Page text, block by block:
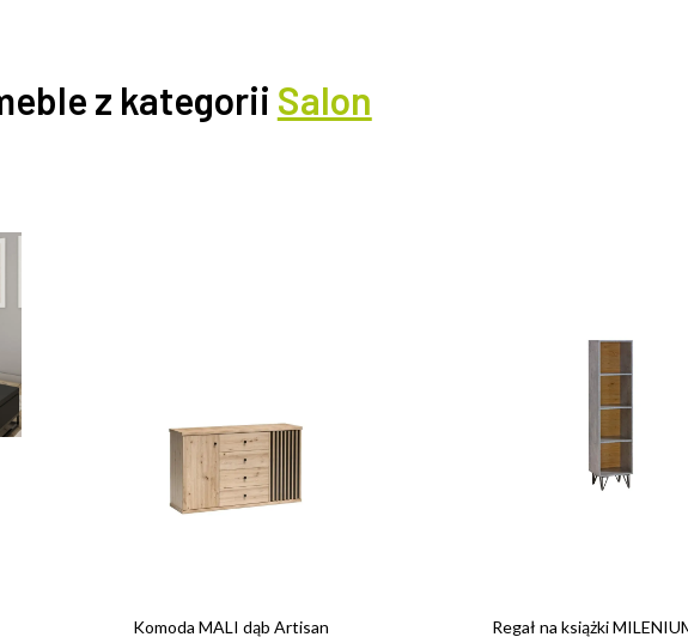
z kategorii Salon
Komoda MALI dąb Artisan Regał na książki